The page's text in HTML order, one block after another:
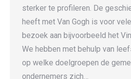
sterker te profileren. De
heeft met Van Gogh is voor
bezoek aan bijvoorbeeld het
We hebben met behulp van
op welke doelgroepen de
ondernemers zich…